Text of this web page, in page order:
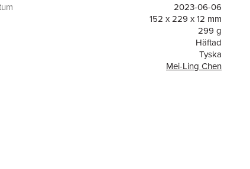
2023-06-06
152 x 229 x 12 mm
299 g
Häftad
Tyska
Mei-Ling Chen